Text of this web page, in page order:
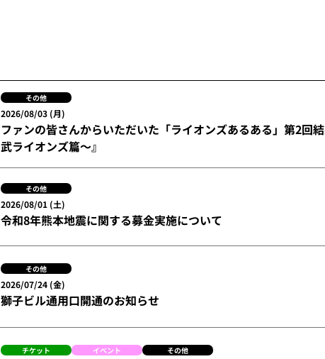
その他
2026/08/03 (月)
ファンの皆さんからいただいた「ライオンズあるある」第2回
武ライオンズ篇～』
その他
2026/08/01 (土)
令和8年熊本地震に関する募金実施について
その他
2026/07/24 (金)
獅子ビル通用口開通のお知らせ
チケット イベント その他